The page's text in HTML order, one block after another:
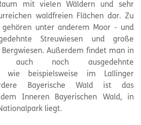
mit vielen Wäldern und sehr
waldfreien Flächen dar. Zu
gehören unter anderem Moor - und
Streuwiesen und große
Bergwiesen. Außerdem findet man in
auch noch ausgedehnte
wie beispielsweise im Lallinger
Bayerische Wald ist das
Inneren Bayerischen Wald, in
liegt.